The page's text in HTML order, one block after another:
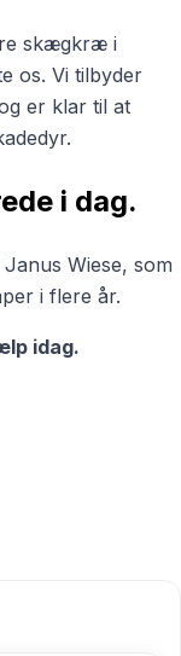
skægkræ i
os. Vi tilbyder
er klar til at
i dag.
Wiese, som
i flere år.
idag.